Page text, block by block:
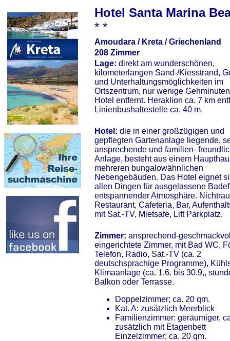
Hotel Santa Marina
* *
Amoudara / Kreta / Griechenland
208 Zimmer
Lage: direkt am wunderschönen,
kilometerlangen Sand-/Kiesstrand,
und Unterhaltungsmöglichkeiten im
Ortszentrum, nur wenige
Hotel entfernt. Heraklion ca. 7 km
Linienbushaltestelle ca. 40 m.
Hotel: die in einer großzügigen und
gepflegten Gartenanlage liegende,
ansprechende und familien-
Anlage, besteht aus einem
mehreren bungalowähnlichen
Nebengebäuden. Das Hotel eignet
allen Dingen für ausgelassene
entspannender Atmosphäre.
Restaurant, Cafeteria, Bar,
mit Sat.-TV, Mietsafe, Lift Parkplatz.
Zimmer: ansprechend-
eingerichtete Zimmer, mit Bad WC,
Telefon, Radio, Sat.-TV (ca. 2
deutschsprachige Programme),
Klimaanlage (ca. 1.6. bis 30.9,,
Balkon oder Terrasse.
Doppelzimmer; ca. 20 qm.
Kat. A: zusätzlich Meerblick
Familienzimmer: geräumiger,
zusätzlich mit Etagenbett
Einzelzimmer; ca. 20 qm.